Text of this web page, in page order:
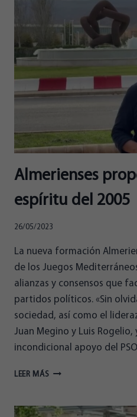
Almerienses
espíritu del 2005
26/05/2023
La nueva formación
de los Juegos
alianzas y consensos que
partidos políticos. «Sin
sociedad, así como el
Juan Megino y Luis
incondicional apoyo del
LEER MÁS ALMERIENSES
EL